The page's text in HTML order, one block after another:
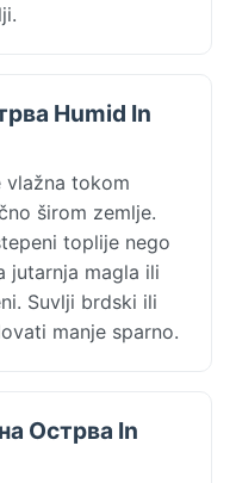
Humid In
vlažna tokom
širom zemlje.
toplije nego
jutarnja magla ili
Suvlji brdski ili
manje sparno.
Острва In